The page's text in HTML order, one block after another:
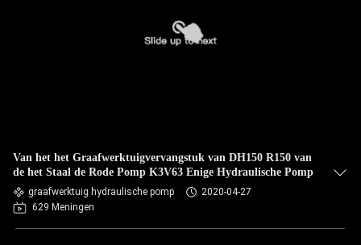
Van het het Graafwerktuigvervangstuk van DH150 R150 van
de het Staal de Rode Pomp K3V63 Enige Hydraulische Pomp
graafwerktuig hydraulische pomp
2020-04-27
629 Meningen